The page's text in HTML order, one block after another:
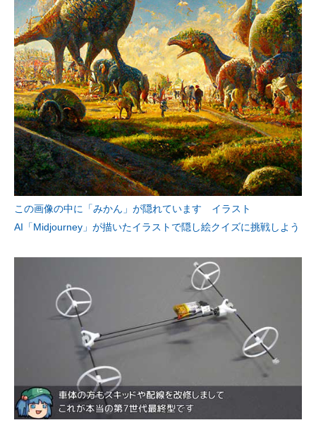
この画像の中に「みかん」が隠れています イラスト
AI「Midjourney」が描いたイラストで隠し絵クイズに挑戦しよう